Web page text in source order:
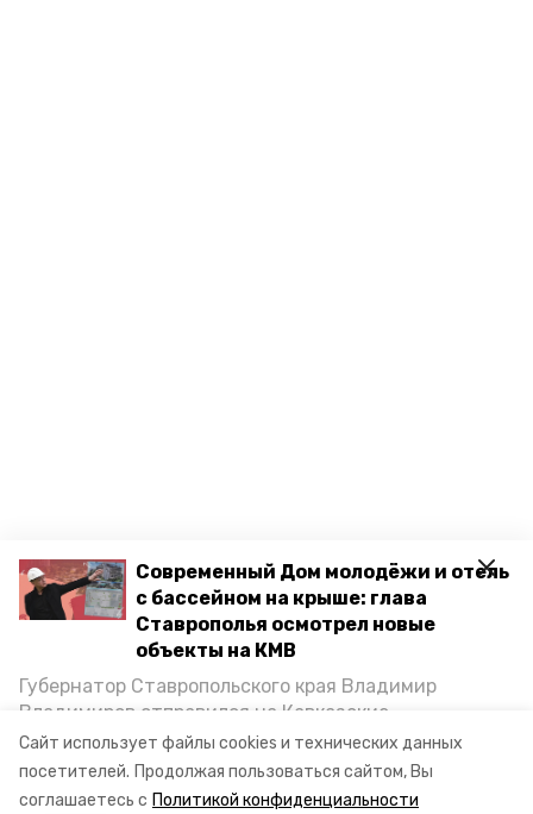
Сайт использует файлы cookies и технических данных
посетителей. Продолжая пользоваться сайтом, Вы
соглашаетесь с Политикой конфиденциальности
Современный Дом молодёжи и отель
с бассейном на крыше: глава
Ставрополья осмотрел новые
объекты на КМВ
Губернатор Ставропольского края Владимир
Владимиров отправился на Кавказские
Минеральные Воды, чтобы проинспектировать
строительство объектов в Кисловодске и
Минводах, а также выслушать предложения о